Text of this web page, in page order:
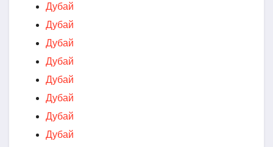
Дубай
Дубай
Дубай
Дубай
Дубай
Дубай
Дубай
Дубай